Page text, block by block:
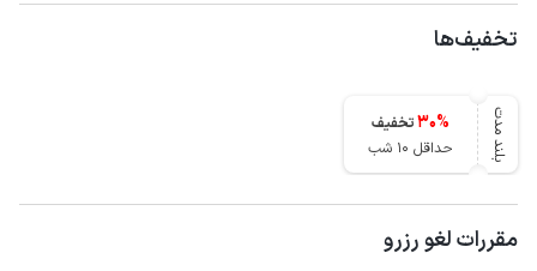
تخفیف‌ها
بلند مدت 30%
تخفیف
حداقل 10 شب
مقررات لغو رزرو